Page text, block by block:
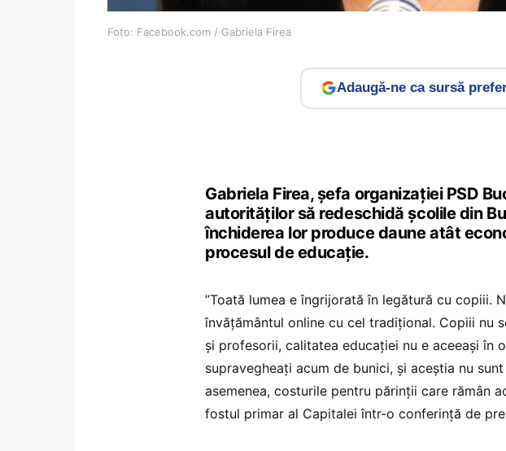
Foto: Facebook.com / Gabriela Firea
Adaugă-ne ca sursă
Gabriela Firea, șefa organizației PSD
autorităților să redeschidă școlile din
închiderea lor produce daune atât
procesul de educație.
”Toată lumea e îngrijorată în legătură cu copiii.
învățământul online cu cel tradițional. Copiii nu
și profesorii, calitatea educației nu e aceeași în
supravegheați acum de bunici, și aceștia nu
asemenea, costurile pentru părinții care rămân
fostul primar al Capitalei într-o conferință de